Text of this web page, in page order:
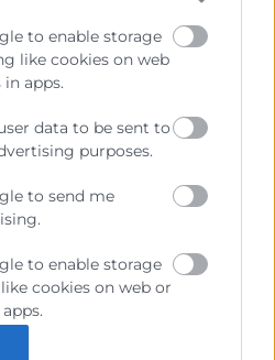
to enable storage
like cookies on web
apps.
data to be sent to
purposes.
to send me
to enable storage
cookies on web or
to enable storage